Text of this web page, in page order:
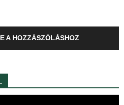
A HOZZÁSZÓLÁSHOZ